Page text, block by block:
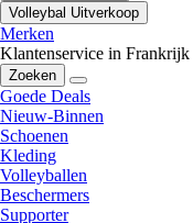
Volleybal Uitverkoop
Merken
Klantenservice in Frankrijk
Zoeken
Goede Deals
Nieuw-Binnen
Schoenen
Kleding
Volleyballen
Beschermers
Supporter